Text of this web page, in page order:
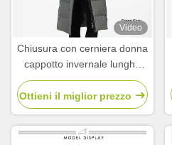
Video
Chiusura con cerniera donna
cappotto invernale lunghe
ragazze giacca invernale 63
- 66 cm Lunghezza manica
Ottieni il miglior prezzo